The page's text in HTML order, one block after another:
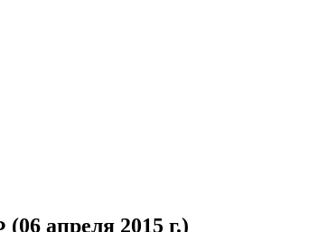
апреля 2015 г.)